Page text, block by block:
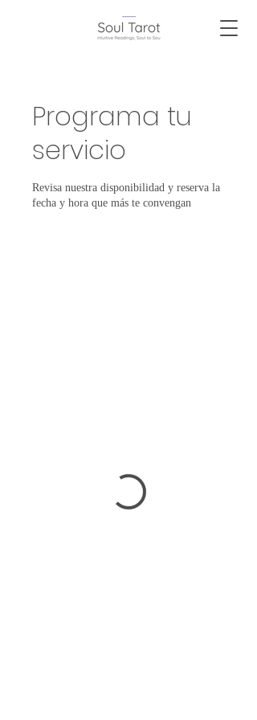
Programa tu
servicio
Revisa nuestra disponibilidad y reserva la
fecha y hora que más te convengan